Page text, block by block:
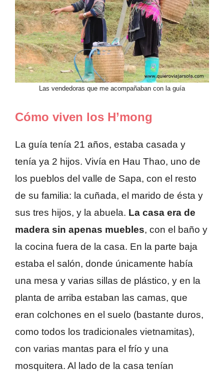
Las vendedoras que me acompañaban con la guía
Cómo viven los H’mong
La guía tenía 21 años, estaba casada y
tenía ya 2 hijos. Vivía en Hau Thao, uno de
los pueblos del valle de Sapa, con el resto
de su familia: la cuñada, el marido de ésta y
sus tres hijos, y la abuela. La casa era de
madera sin apenas muebles, con el baño y
la cocina fuera de la casa. En la parte baja
estaba el salón, donde únicamente había
una mesa y varias sillas de plástico, y en la
planta de arriba estaban las camas, que
eran colchones en el suelo (bastante duros,
como todos los tradicionales vietnamitas),
con varias mantas para el frío y una
mosquitera. Al lado de la casa tenían